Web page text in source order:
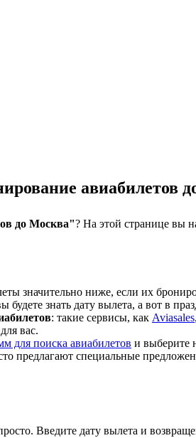
авиабилетов
до Москва"? На этой странице вы
значительно ниже, если их
будете знать дату вылета, а вот в
: такие сервисы, как Aviasales
вас.
для поиска авиабилетов и выберите
предлагают специальные
Введите дату вылета и